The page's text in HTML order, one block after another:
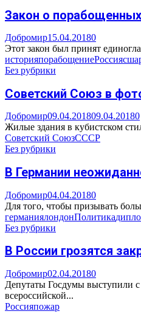
Закон о
Добромир15.04.20180
Этот закон был принят
историяпорабощениеРоссиясша
Без рубрики
Советский Союз в
Добромир09.04.201809.04.20180
Жилые здания в кубистском
Советский СоюзСССР
Без рубрики
В Германии
Добромир04.04.20180
Для того, чтобы призывать
германиялондонПолитика
Без рубрики
В России грозятся
Добромир02.04.20180
Депутаты Госдумы выступили с
всероссийской...
Россияпожар